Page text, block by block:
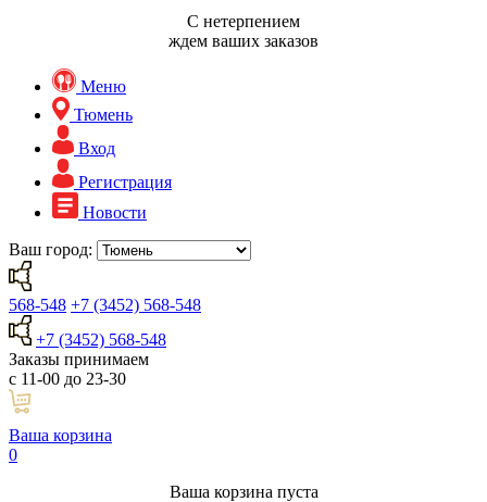
С нетерпением
ждем ваших заказов
Меню
Тюмень
Вход
Регистрация
Новости
Ваш город:
568-548 +7 (3452) 568-548
+7 (3452) 568-548
Заказы принимаем
с 11-00 до 23-30
Ваша корзина
0
Ваша корзина пуста